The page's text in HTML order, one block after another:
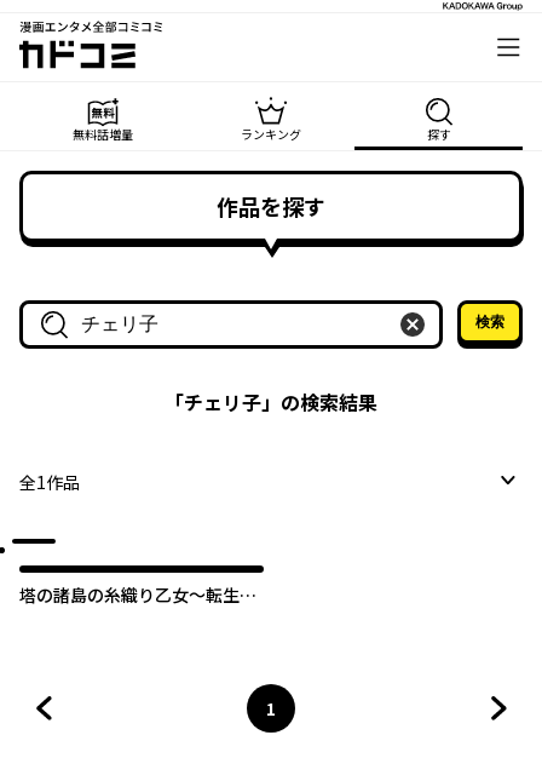
漫画エンタメ全部コミコミ
カドコミ
無料話増量 ランキング 探す
作品を探す
作品名・作家名で探す
検索
「チェリ子」の検索結果
全1作品
塔の諸島の糸織り乙女～転生チ
ページ
1
へ